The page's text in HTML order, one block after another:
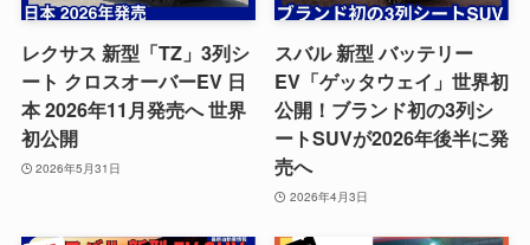
レクサス 新型「TZ」3列シ
ート クロスオーバーEV 日
本 2026年11月発売へ 世界
初公開
2026年5月31日
スバル 新型 バッテリー
EV「ゲッタウェイ」世界初
公開！ブランド初の3列シ
ートSUVが2026年後半に発
売へ
2026年4月3日